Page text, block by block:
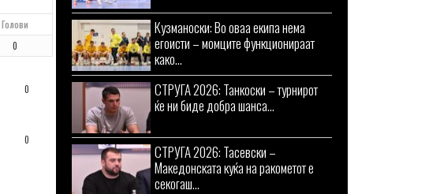
Голови
0
0
0
Кузманоски: Во оваа екипа нема
егоисти – момците функционираат
како...
СТРУГА 2026: Танкоски – турнирот
ќе ни биде добра шанса...
СТРУГА 2026: Тасевски –
Македонската куќа на ракометот е
секогаш...